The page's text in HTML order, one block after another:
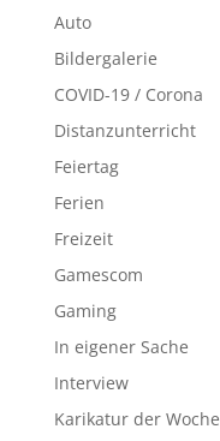
Auto
Bildergalerie
COVID-19 / Corona
Distanzunterricht
Feiertag
Ferien
Freizeit
Gamescom
Gaming
In eigener Sache
Interview
Karikatur der Woche